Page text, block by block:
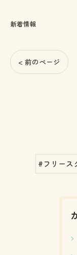
新着情報
< 前のページ
#フリース